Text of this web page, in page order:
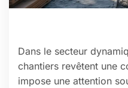
Dans le secteur
chantiers revêtent une
impose une attention